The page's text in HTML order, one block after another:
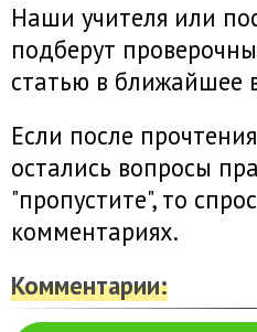
Наши учителя или
подберут
статью в ближайшее
Если после
остались вопросы
"пропустите", то
комментариях.
Комментарии: